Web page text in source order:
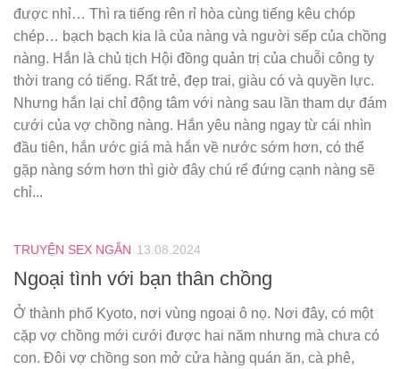
được nhỉ… Thì ra tiếng rên rỉ hòa cùng tiếng kêu chóp
chép… bạch bạch kia là của nàng và người sếp của chồng
nàng. Hắn là chủ tịch Hội đồng quản trị của chuỗi công ty
thời trang có tiếng. Rất trẻ, đẹp trai, giàu có và quyền lực.
Nhưng hắn lại chỉ động tâm với nàng sau lần tham dự đám
cưới của vợ chồng nàng. Hắn yêu nàng ngay từ cái nhìn
đầu tiên, hắn ước giá mà hắn về nước sớm hơn, có thể
gặp nàng sớm hơn thì giờ đây chú rể đứng cạnh nàng sẽ
chỉ...
TRUYỆN SEX NGẮN 13.08.2024
Ngoại tình với bạn thân chồng
Ở thành phố Kyoto, nơi vùng ngoại ô nọ. Nơi đây, có một
cặp vợ chồng mới cưới được hai năm nhưng mà chưa có
con. Đôi vợ chồng son mở cửa hàng quán ăn, cà phê,